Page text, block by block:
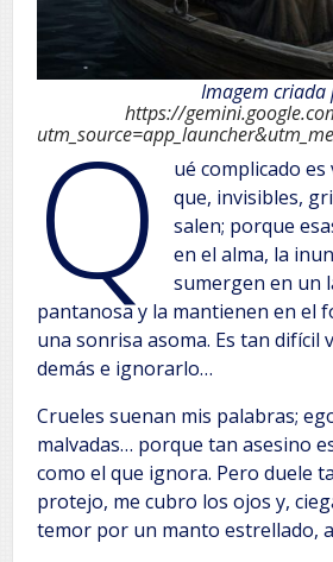
Imagem criada
https://
Q
ué complicado
que, invisibles,
salen; porque
en el alma, la
sumergen en un
pantanosa y la mantienen en el
una sonrisa asoma. Es tan difícil
demás e ignorarlo…
Crueles suenan mis palabras;
malvadas… porque tan asesino
como el que ignora. Pero duele
protejo, me cubro los ojos y,
temor por un manto estrellado,